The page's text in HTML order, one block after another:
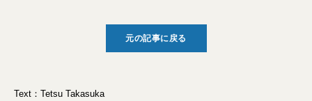
元の記事に戻る
Text：Tetsu Takasuka